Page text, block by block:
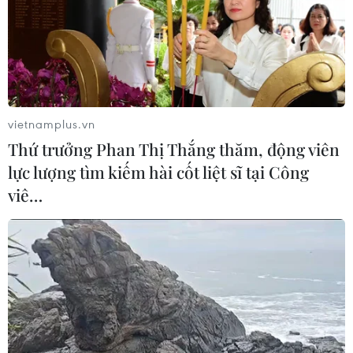
08/08/2026 00:12
Việt Nam khẳng định vị thế tại triển
lãm thương mại quốc tế của Ấn Độ
07/08/2026 23:08
Ngân hàng Trung ương Trung Quốc
mua thêm 20 tấn vàng trong tháng 7
07/08/2026 15:21
Chuyên gia quốc tế đánh giá tích cực
về tiền đồng của Việt Nam
vietnamplus.vn
Thứ trưởng Phan Thị Thắng thăm, động viên
lực lượng tìm kiếm hài cốt liệt sĩ tại Công
viê…